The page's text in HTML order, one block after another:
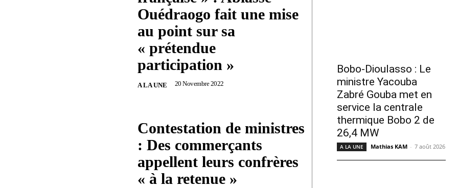
Ouédraogo fait une mise
au point sur sa
« prétendue
participation »
A LA UNE 20 Novembre 2022
Contestation de ministres
: Des commerçants
appellent leurs confrères
« à la retenue »
Bobo-Dioulasso : Le
ministre Yacouba
Zabré Gouba met en
service la centrale
thermique Bobo 2 de
26,4 MW
A LA UNE Mathias KAM - 7 août 2026